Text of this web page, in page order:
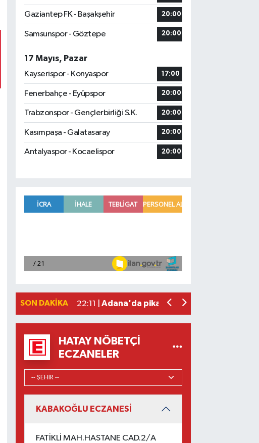
Gaziantep FK - Başakşehir 20:00
Samsunspor - Göztepe 20:00
17 Mayıs, Pazar
Kayserispor - Konyaspor
17:00
Fenerbahçe - Eyüpspor 20:00
Trabzonspor - Gençlerbirliği S.K. 20:00
Kasımpaşa - Galatasaray 20:00
Antalyaspor - Kocaelispor 20:00
SON DAKIKA
Hataylıların Beklediği Haber Geldi:
22:11 | Adana'da pikap ile çarpışan
HATAY NÖBETÇI
ECZANELER
KABAKOĞLU ECZANESİ
FATİKLİ MAH.HASTANE CAD.2/A